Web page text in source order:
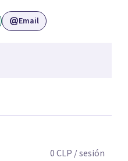
y comprometido
Email
0CLP / sesión